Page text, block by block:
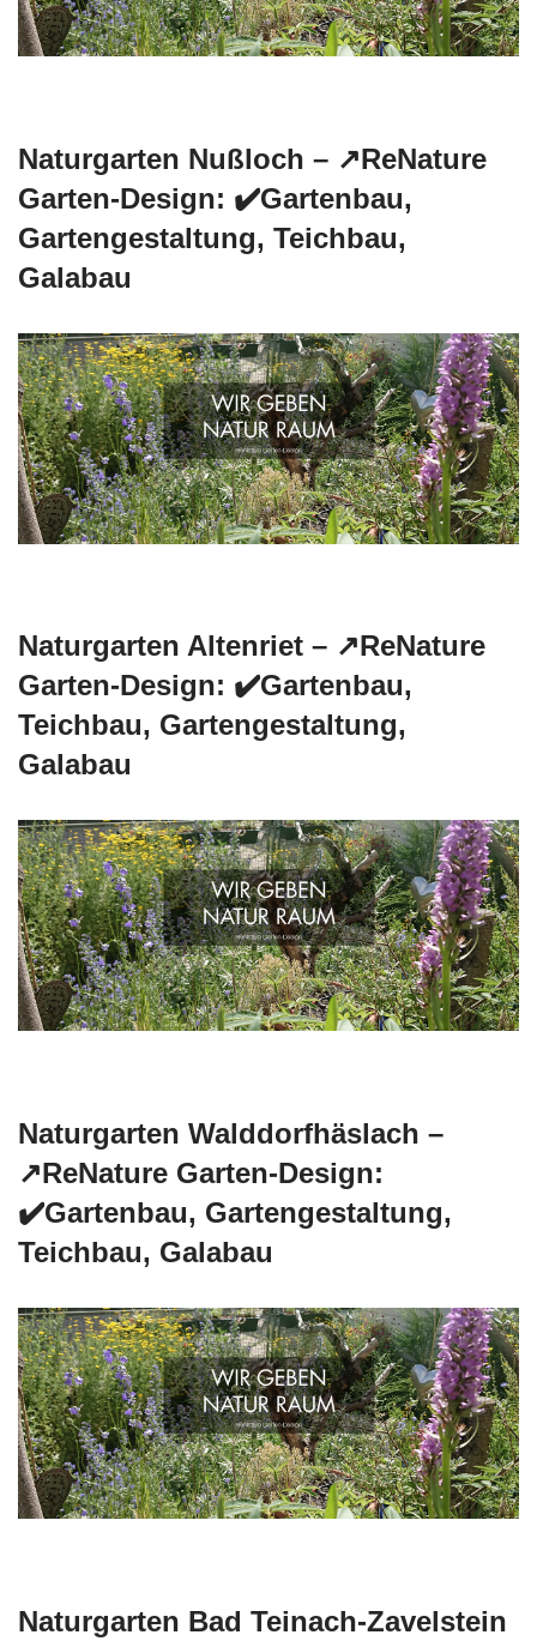
Naturgarten Nußloch – ↗️ReNature
Garten-Design: ✔️Gartenbau,
Gartengestaltung, Teichbau,
Galabau
Naturgarten Altenriet – ↗️ReNature
Garten-Design: ✔️Gartenbau,
Teichbau, Gartengestaltung,
Galabau
Naturgarten Walddorfhäslach –
↗️ReNature Garten-Design:
✔️Gartenbau, Gartengestaltung,
Teichbau, Galabau
Naturgarten Bad Teinach-Zavelstein